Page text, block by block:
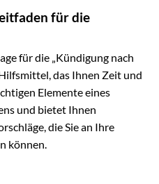
für die
für die „Kündigung nach
das Ihnen Zeit und
Elemente eines
und bietet Ihnen
die Sie an Ihre
können.